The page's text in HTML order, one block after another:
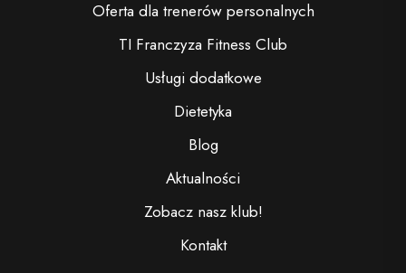
Oferta dla trenerów personalnych
TI Franczyza Fitness Club
Usługi dodatkowe
Dietetyka
Blog
Aktualności
Zobacz nasz klub!
Kontakt